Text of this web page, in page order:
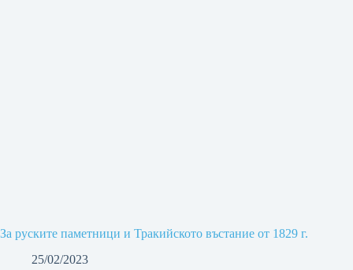
За руските паметници и Тракийското въстание от 1829 г.
25/02/2023